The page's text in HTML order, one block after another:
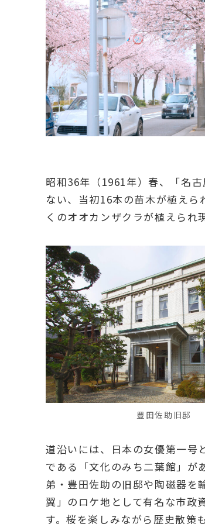
昭和36年（1961年）春、「名
ない、当初16本の苗木が植え
くのオオカンザクラが植えられ
豊田佐助旧邸
道沿いには、日本の女優第一号
である「文化のみち二葉館」が
弟・豊田佐助の旧邸や陶磁器を
翼」のロケ地として有名な市政
す。桜を楽しみながら歴史散策